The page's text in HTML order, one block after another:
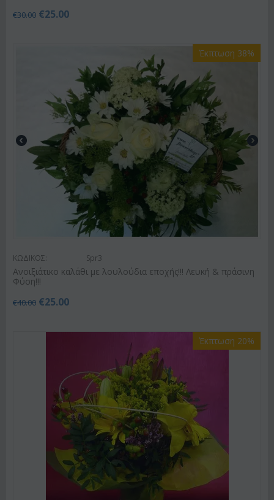
€30.00 €25.00
Έκπτωση 38%
ΚΩΔΙΚΟΣ: Spr3
Ανοιξιάτικο καλάθι με λουλούδια εποχής!!! Λευκή & πράσινη
Φύση!!!
€40.00 €25.00
Έκπτωση 20%